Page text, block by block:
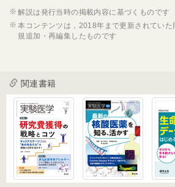
解説は発行当時の掲載内容に基づくものです
本コンテンツは，2018年まで更新されてい
規追加・再編集したものです
関連書籍